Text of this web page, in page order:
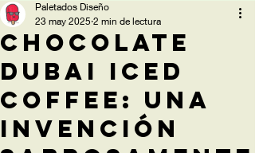
Chocolate
Dubai Iced
Coffee: una
invención
Paletados Diseño
23 may 2025 2 min de lectura